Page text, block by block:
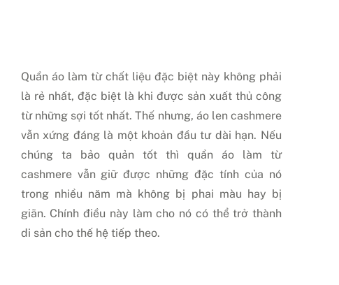
Quần áo làm từ chất liệu đặc biệt này không phải
là rẻ nhất, đặc biệt là khi được sản xuất thủ công
từ những sợi tốt nhất. Thế nhưng, áo len cashmere
vẫn xứng đáng là một khoản đầu tư dài hạn. Nếu
chúng ta bảo quản tốt thì quần áo làm từ
cashmere vẫn giữ được những đặc tính của nó
trong nhiều năm mà không bị phai màu hay bị
giãn. Chính điều này làm cho nó có thể trở thành
di sản cho thế hệ tiếp theo.